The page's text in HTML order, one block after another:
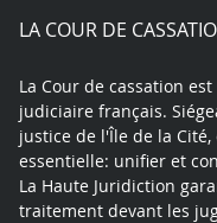
LA COUR DE
La Cour de cassation
judiciaire français.
justice de l'Île de la
essentielle: unifier et
La Haute Juridiction
traitement devant les